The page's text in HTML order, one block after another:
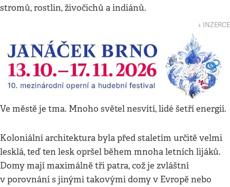
stromů, rostlin, živočichů a indiánů.
↓ INZERCE
Ve městě je tma. Mnoho světel nesvítí, lidé šetří energií.
Koloniální architektura byla před staletím určitě velmi
lesklá, teď ten lesk opršel během mnoha letních lijáků.
Domy mají maximálně tři patra, což je zvláštní
v porovnání s jinými takovými domy v Evropě nebo